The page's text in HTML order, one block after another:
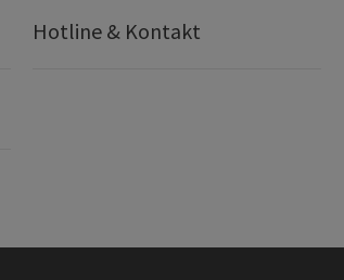
Hotline & Kontakt